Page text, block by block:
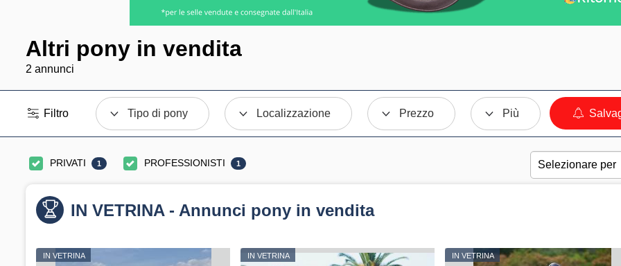
Altri pony in vendita
2 annunci
Filtro Tipo di pony Localizzazione Prezzo Più
PRIVATI 1 PROFESSIONISTI 1
IN VETRINA - Annunci pony in vendita
IN VETRINA IN VETRINA IN VETRINA